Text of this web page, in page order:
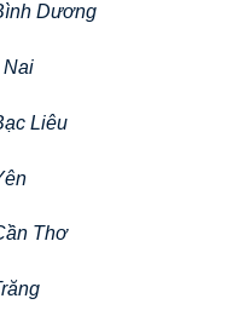
Dương
Nai
Liêu
Thơ